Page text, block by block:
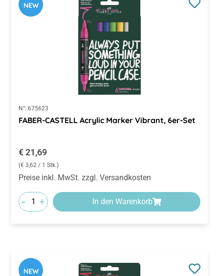
NEW
N°: 675623
FABER-CASTELL Acrylic Marker Vibrant, 6er-Set
Regulärer Preis:
€ 21,69
(€ 3,62 / 1 Stk.)
Preise inkl. MwSt. zzgl. Versandkosten
- + In den Warenkorb
NEW